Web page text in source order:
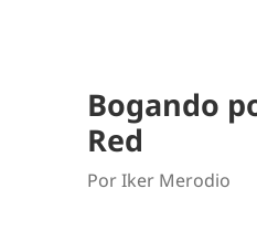
Bogando
Red
Por Iker Merodio